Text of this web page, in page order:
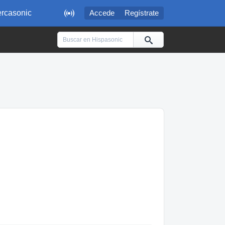
 Accede Regístrate